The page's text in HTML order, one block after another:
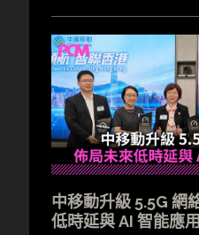
中移動升級 5.5G
低時延與 AI 智能應用